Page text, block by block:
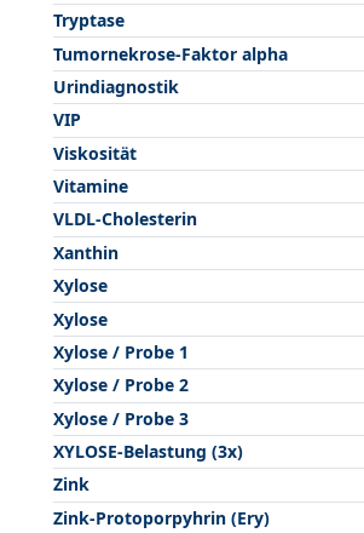
Tryptase
Tumornekrose-Faktor alpha
Urindiagnostik
VIP
Viskosität
Vitamine
VLDL-Cholesterin
Xanthin
Xylose
Xylose
Xylose / Probe 1
Xylose / Probe 2
Xylose / Probe 3
XYLOSE-Belastung (3x)
Zink
Zink-Protoporpyhrin (Ery)